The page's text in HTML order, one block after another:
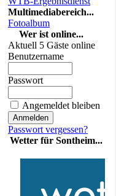
Multimediabereich...
Fotoalbum
Wer ist online...
Aktuell 5 Gäste online
Benutzername
Passwort
Angemeldet bleiben
Passwort vergessen?
Wetter für Sontheim...